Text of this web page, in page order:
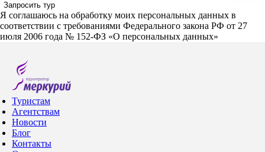
Запросить тур
Я соглашаюсь на обработку моих персональных данных в
соответствии с требованиями Федерального закона РФ от 27
июля 2006 года № 152-ФЗ «О персональных данных»
Туристам
Агентствам
Новости
Блог
Контакты